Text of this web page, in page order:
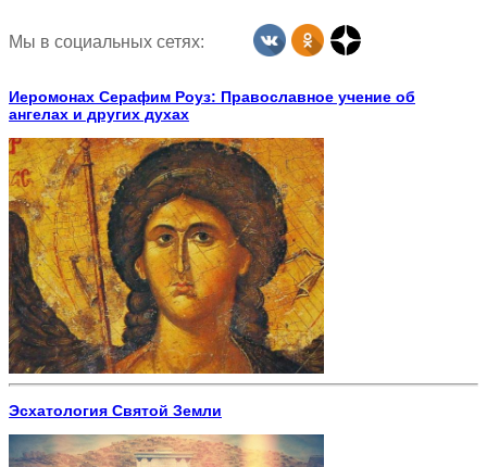
Мы в социальных сетях:
Иеромонах Серафим Роуз: Православное учение об
ангелах и других духах
Эсхатология Святой Земли